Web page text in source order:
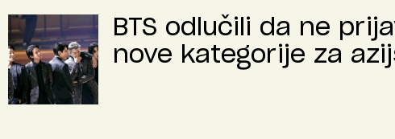
BTS odlučili da ne
nove kategorije za